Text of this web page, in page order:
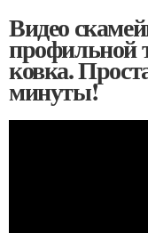
Видео
профильной
ковка.
минуты!